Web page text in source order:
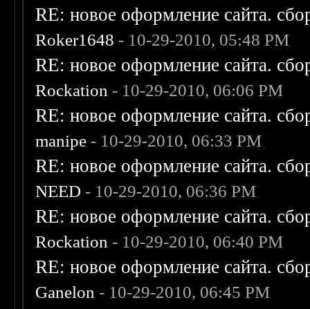
RE: новое оформление сайта.
Roker1648 - 10-29-2010, 05:48 PM
RE: новое оформление сайта.
Rockation - 10-29-2010, 06:06 PM
RE: новое оформление сайта.
manipe - 10-29-2010, 06:33 PM
RE: новое оформление сайта.
NEED - 10-29-2010, 06:36 PM
RE: новое оформление сайта.
Rockation - 10-29-2010, 06:40 PM
RE: новое оформление сайта.
Ganelon - 10-29-2010, 06:45 PM